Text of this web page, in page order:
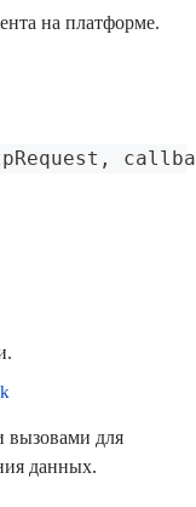
на платформе.
,
вызовами для
данных.